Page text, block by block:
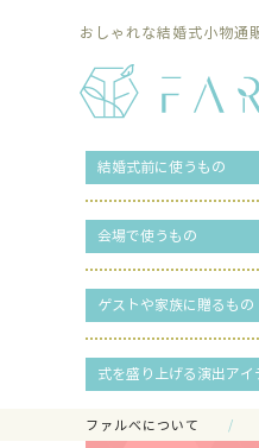
おしゃれな結婚式小物通
結婚式前に使うもの
会場で使うもの
ゲストや家族に贈るもの
式を盛り上げる演出アイ
ファルべについて